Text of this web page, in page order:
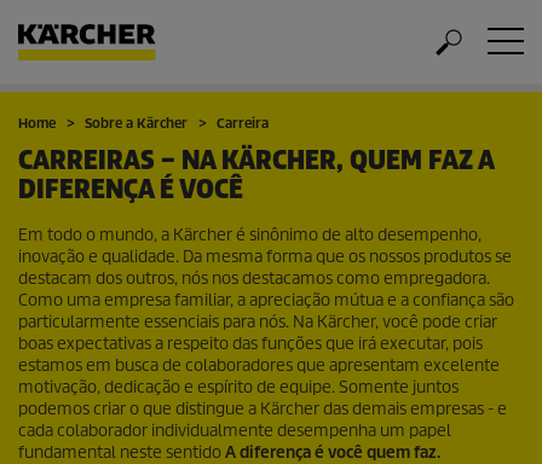
Home Sobre a Kärcher Carreira
CARREIRAS – NA KÄRCHER, QUEM FAZ A
DIFERENÇA É VOCÊ
Em todo o mundo, a Kärcher é sinônimo de alto desempenho,
inovação e qualidade. Da mesma forma que os nossos produtos se
destacam dos outros, nós nos destacamos como empregadora.
Como uma empresa familiar, a apreciação mútua e a confiança são
particularmente essenciais para nós. Na Kärcher, você pode criar
boas expectativas a respeito das funções que irá executar, pois
estamos em busca de colaboradores que apresentam excelente
motivação, dedicação e espírito de equipe. Somente juntos
podemos criar o que distingue a Kärcher das demais empresas - e
cada colaborador individualmente desempenha um papel
fundamental neste sentidoA diferença é você quem faz.